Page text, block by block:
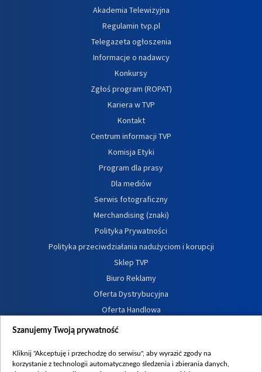
Akademia Telewizyjna
Regulamin tvp.pl
Telegazeta ogłoszenia
Informacje o nadawcy
Konkursy
Zgłoś program (ROPAT)
Kariera w TVP
Kontakt
Centrum informacji TVP
Komisja Etyki
Program dla prasy
Dla mediów
Serwis fotograficzny
Merchandising (znaki)
Polityka Prywatności
Polityka przeciwdziałania nadużyciom i korupcji
Sklep TVP
Biuro Reklamy
Oferta Dystrybucyjna
Oferta Handlowa
Dostępność
Procedura zgłoszeń wewnętrznych
Szanujemy Twoją prywatność
Kliknij "Akceptuję i przechodzę do serwisu", aby wyrazić zgody na
korzystanie z technologii automatycznego śledzenia i zbierania danych,